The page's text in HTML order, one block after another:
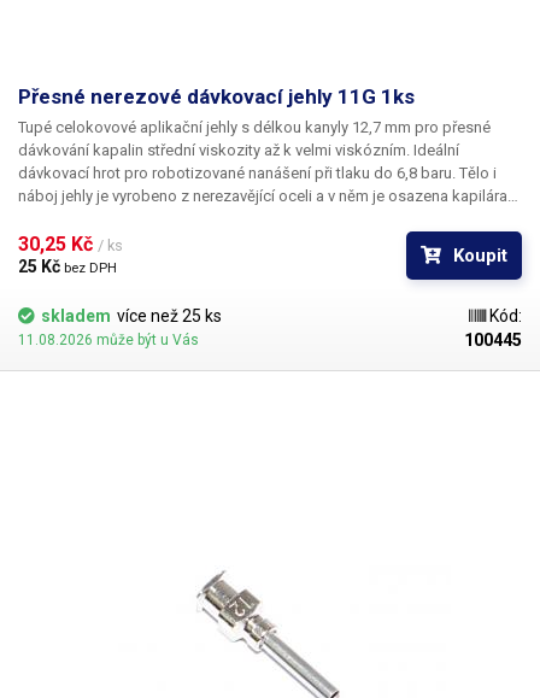
Přesné nerezové dávkovací jehly 11G 1ks
Tupé celokovové aplikační jehly s délkou kanyly 12,7 mm pro přesné
dávkování kapalin střední viskozity až k velmi viskózním. Ideální
dávkovací hrot pro robotizované nanášení při tlaku do 6,8 baru. Tělo i
náboj jehly je vyrobeno z nerezavějící oceli a v něm je osazena kapilára
povrchu a přesné dodržení vnitřních průměrů jehly a proto je povrch
kapiláry elektrolyticky leštěn.
30,25 Kč / ks
25 Kč bez DPH
Koupit
skladem více než 25 ks
11.08.2026 může být u Vás
Kód:
100445